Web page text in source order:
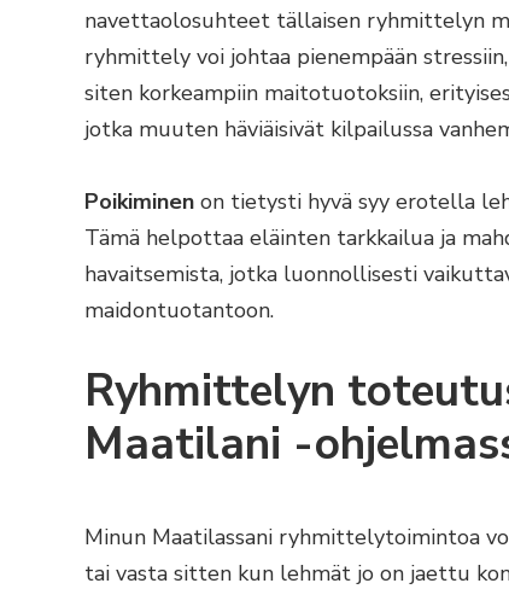
navettaolosuhteet tällaisen ryhmittelyn
ryhmittely voi johtaa pienempään
siten korkeampiin maitotuotoksiin,
jotka muuten häviäisivät kilpailussa
Poikiminen on tietysti hyvä syy erotella
Tämä helpottaa eläinten tarkkailua ja
havaitsemista, jotka luonnollisesti
maidontuotantoon.
Ryhmittelyn
Maatilani -
Minun Maatilassani ryhmittelytoimintoa
tai vasta sitten kun lehmät jo on jaettu